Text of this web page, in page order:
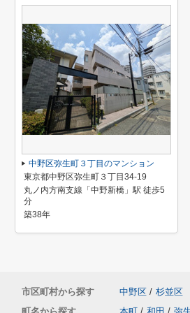
中野区弥生町３丁目のマンション
東京都中野区弥生町３丁目34-19
丸ノ内方南支線「中野新橋」駅 徒歩5
分
築38年
市区町村から探す 中野区 / 杉並区